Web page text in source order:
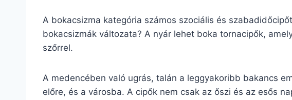
A bokacsizma kategória számos szociális és
bokacsizmák változata? A nyár lehet boka tornacipők,
szőrrel.
A medencében való ugrás, talán a leggyakoribb bakancs
előre, és a városba. A cipők nem csak az őszi és az esős